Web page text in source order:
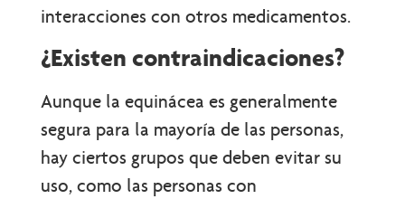
interacciones con otros medicamentos.
¿Existen contraindicaciones?
Aunque la equinácea es generalmente
segura para la mayoría de las personas,
hay ciertos grupos que deben evitar su
uso, como las personas con